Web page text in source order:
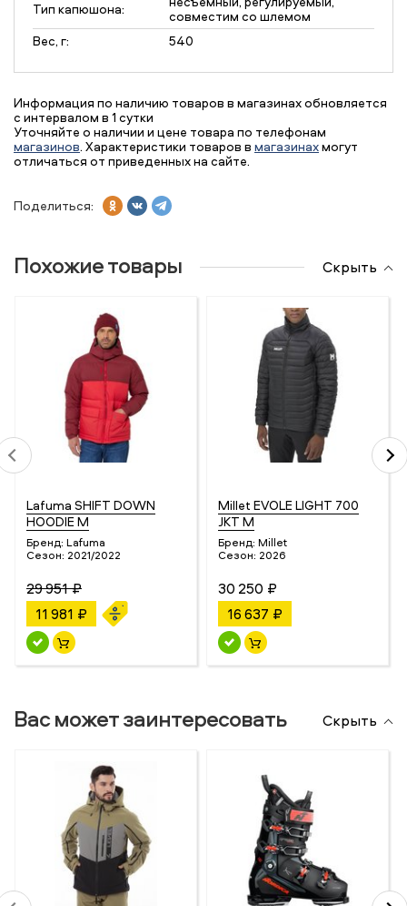
Тип капюшона:
совместим со шлемом
Вес, г:
540
Информация по наличию товаров в магазинах обновляется
с интервалом в 1 сутки
Уточняйте о наличии и цене товара по телефонам
магазинов. Характеристики товаров в магазинахмогут
отличаться от приведенных на сайте.
Поделиться:
Похожие товары Скрыть
Lafuma SHIFT DOWN
HOODIE M
Бренд: Lafuma
Сезон: 2021/2022
29 951 ₽
11 981 ₽
Millet EVOLE LIGHT 700
JKT M
Бренд: Millet
Сезон: 2026
30 250 ₽
16 637 ₽
Вас может заинтересовать Скрыть